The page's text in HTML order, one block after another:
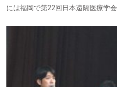
には福岡で第22回日本遠隔医療学